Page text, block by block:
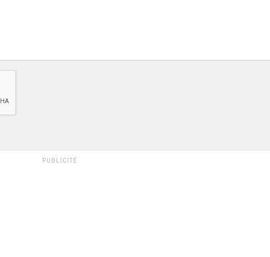
PUBLICITÉ